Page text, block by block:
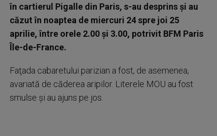
în cartierul Pigalle din Paris, s-au desprins şi au
căzut în noaptea de miercuri 24 spre joi 25
aprilie, între orele 2.00 şi 3.00, potrivit BFM Paris
Île-de-France.
Faţada cabaretului parizian a fost, de asemenea,
avariată de căderea aripilor. Literele MOU au fost
smulse şi au ajuns pe jos.